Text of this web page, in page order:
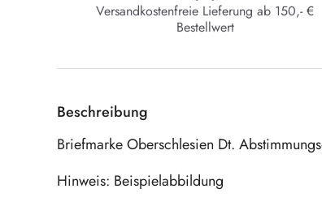
Versandkostenfreie Lieferung ab 150,- €
Bestellwert
Beschreibung
Briefmarke Oberschlesien Dt.
Hinweis: Beispielabbildung